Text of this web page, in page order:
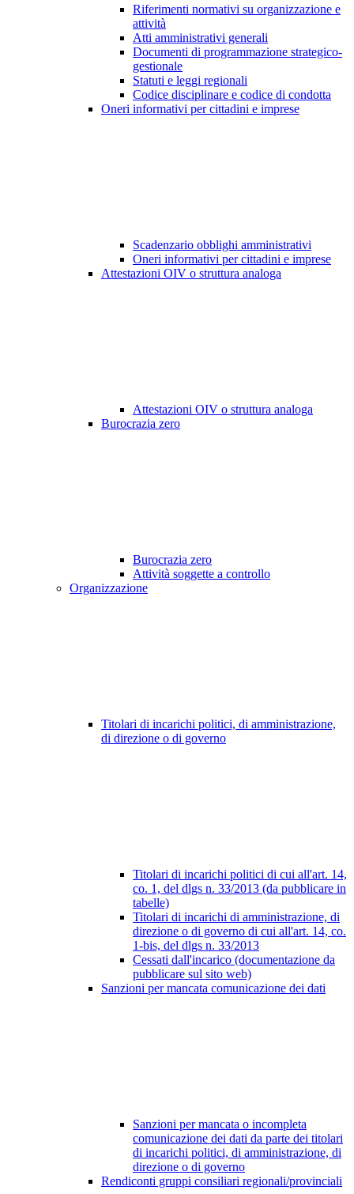
Riferimenti normativi su organizzazione e
attività
Atti amministrativi generali
Documenti di programmazione strategico-
gestionale
Statuti e leggi regionali
Codice disciplinare e codice di condotta
Oneri informativi per cittadini e imprese
Scadenzario obblighi amministrativi
Oneri informativi per cittadini e imprese
Attestazioni OIV o struttura analoga
Attestazioni OIV o struttura analoga
Burocrazia zero
Burocrazia zero
Attività soggette a controllo
Organizzazione
Titolari di incarichi politici, di amministrazione,
di direzione o di governo
Titolari di incarichi politici di cui all'art. 14,
co. 1, del dlgs n. 33/2013 (da pubblicare in
tabelle)
Titolari di incarichi di amministrazione, di
direzione o di governo di cui all'art. 14, co.
1-bis, del dlgs n. 33/2013
Cessati dall'incarico (documentazione da
pubblicare sul sito web)
Sanzioni per mancata comunicazione dei dati
Sanzioni per mancata o incompleta
comunicazione dei dati da parte dei titolari
di incarichi politici, di amministrazione, di
direzione o di governo
Rendiconti gruppi consiliari regionali/provinciali